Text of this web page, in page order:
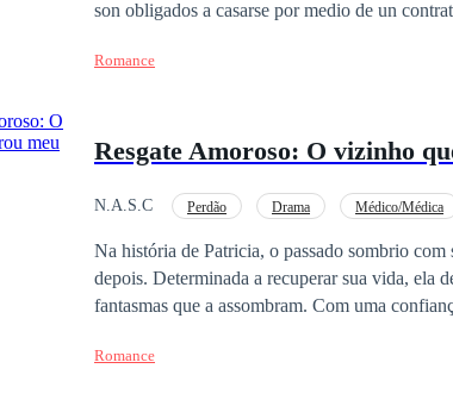
son obligados a casarse por medio de un
vida...
Romance
Resgate Amoroso: O vizinho
N.A.S.C Perdão Drama Médico/Médica
Na história de Patricia, o passado sombrio
depois. Determinada a recuperar sua vida, ela
fantasmas que a assombram. Com uma
Miguel, um médico que também atende na
Romance